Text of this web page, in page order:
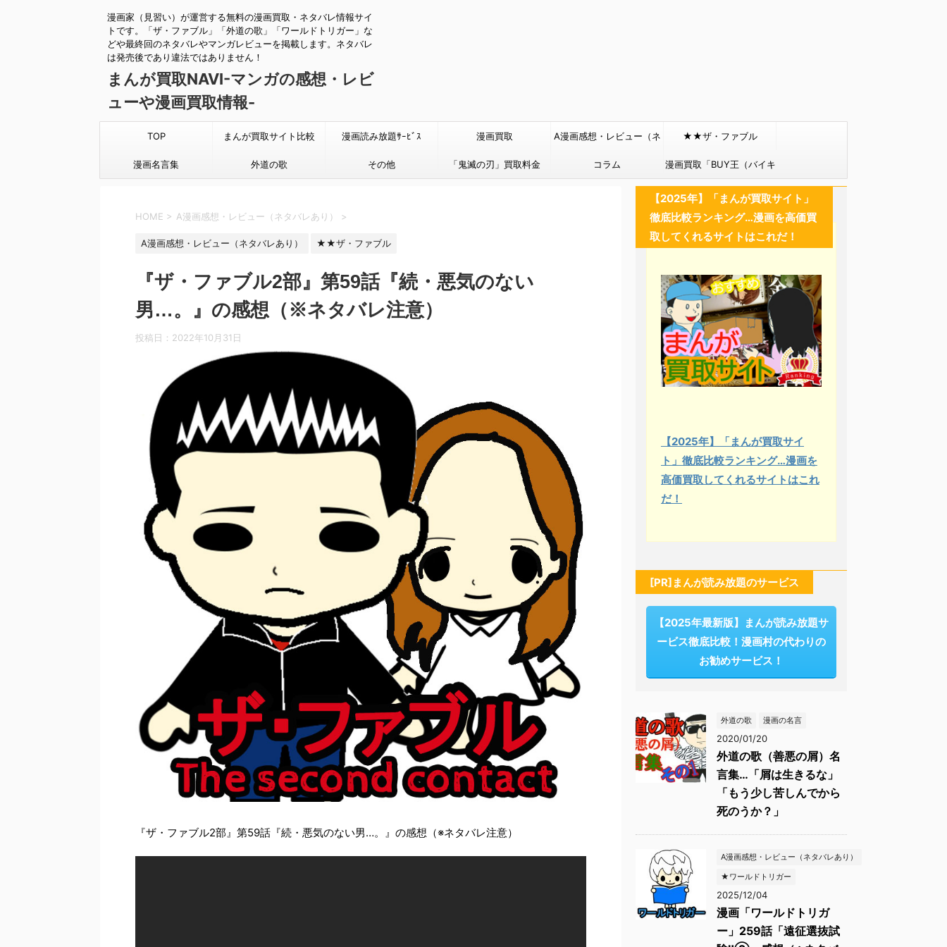
漫画家（見習い）が運営する無料の漫画買取・ネタバレ情報サイ
トです。「ザ・ファブル」「外道の歌」「ワールドトリガー」な
どや最終回のネタバレやマンガレビューを掲載します。ネタバレ
は発売後であり違法ではありません！
まんが買取NAVI-マンガの感想・レビ
ューや漫画買取情報-
TOP まんが買取サイト比較 漫画読み放題ｻｰﾋﾞｽ 漫画買取 A漫画感想・レビュー（ネ
タバレあり）
★★ザ・ファブル
漫画名言集 外道の歌 その他 「鬼滅の刃」買取料金 コラム 漫画買取「BUY王（バイキ
ング）」
HOME > A漫画感想・レビュー（ネタバレあり） >
A漫画感想・レビュー（ネタバレあり） ★★ザ・ファブル
『ザ・ファブル2部』第59話『続・悪気のない
男…。』の感想（※ネタバレ注意）
投稿日： 2022年10月31日
『ザ・ファブル2部』第59話『続・悪気のない男…。』の感想（※ネタバレ注意）
【2025年】「まんが買取サイト」
徹底比較ランキング…漫画を高価買
取してくれるサイトはこれだ！
【2025年】「まんが買取サイ
ト」徹底比較ランキング…漫画を
高価買取してくれるサイトはこれ
だ！
[PR]まんが読み放題のサービス
【2025年最新版】まんが読み放題サ
ービス徹底比較！漫画村の代わりの
お勧めサービス！
外道の歌 漫画の名言
2020/01/20
外道の歌（善悪の屑）名
言集…「屑は生きるな」
「もう少し苦しんでから
死のうか？」
A漫画感想・レビュー（ネタバレあり）
★ワールドトリガー
2025/12/04
漫画「ワールドトリガ
ー」259話「遠征選抜試